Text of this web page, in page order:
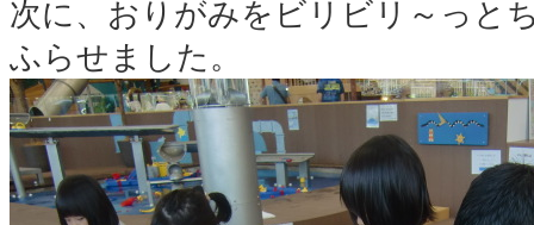
次に、おりがみをビリビリ～っと
ふらせました。